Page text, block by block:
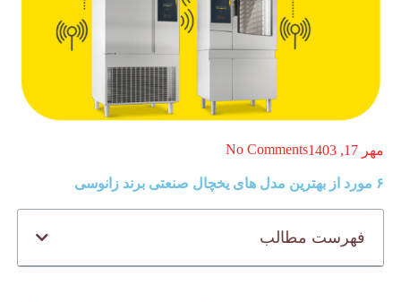
مهر 17, 1403 No Comments
۶ مورد از بهترین مدل های یخچال صنعتی برند زانوسی
فهرست مطالب